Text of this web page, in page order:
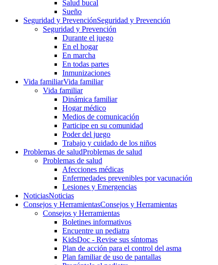
Salud bucal
Sueño
Seguridad y PrevenciónSeguridad y Prevención
Seguridad y Prevención
Durante el juego
En el hogar
En marcha
En todas partes
Inmunizaciones
Vida familiarVida familiar
Vida familiar
Dinámica familiar
Hogar médico
Medios de comunicación
Participe en su comunidad
Poder del juego
Trabajo y cuidado de los niños
Problemas de saludProblemas de salud
Problemas de salud
Afecciones médicas
Enfermedades prevenibles por vacunación
Lesiones y Emergencias
NoticiasNoticias
Consejos y HerramientasConsejos y Herramientas
Consejos y Herramientas
Boletines informativos
Encuentre un pediatra
KidsDoc - Revise sus síntomas
Plan de acción para el control del asma
Plan familiar de uso de pantallas